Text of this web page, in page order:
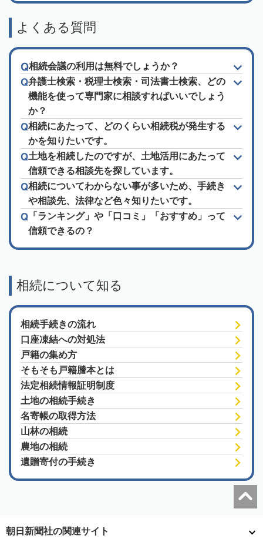
よくある質問
相続会議の利用は無料でしょうか？
弁護士検索・税理士検索・司法書士検索、どの
機能を使って専門家に相談すればいいでしょう
か？
相続にあたって、どのくらい相続税が発生する
かを知りたいです。
土地を相続したのですが、土地活用にあたって
信頼できる相談先を探しています。
相続についてわからない事が多いため、手続き
や相談先、法律など色々知りたいです。
「ランキング」や「口コミ」「おすすめ」って
信頼できるの？
相続について知る
相続手続きの流れ
口座凍結への対処法
戸籍の集め方
そもそも戸籍謄本とは
法定相続情報証明制度
土地の相続手続き
名寄帳の取得方法
山林の相続
農地の相続
遺贈寄付の手続き
朝日新聞社の関連サイト